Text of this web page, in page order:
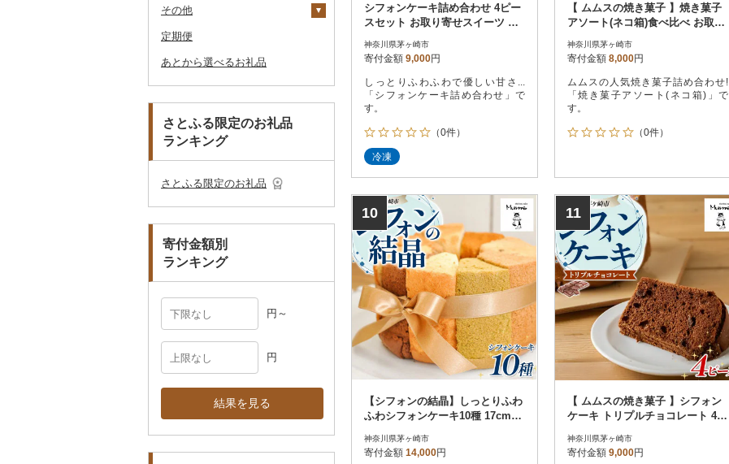
その他漬物
魚
ジャム
その他缶詰・瓶詰
燻製（スモーク）
おせち
その他加工品
ごま油
その他調味料
ケチャップ
こしょう
その他調味料
その他家電
券
GDOふるさとゴルフ
プレークーポン
その他のゴルフプレー
花火大会チケット
カタログギフト
タオルケット
ノート・ファイル
その他文房具
グラス・カップ
箸
スプーン・フォーク・
ナイフ
皿・椀
その他食器
キッチン用品
フライパン
鍋
まな板
土鍋
日用品
洗剤
トイレットペーパー
ティッシュ
その他日用品
楽器・器材
本・CD・DVD
おもちゃ・ぬいぐるみ
ご当地キャラクター
ペット用品
その他雑貨
その他ゴルフ
その他スポーツ
その他スポーツ
その他スキンケア
入浴剤
アロマ
プロテイン
その他美容
ツケース
その他鞄・バッグ
女性・レディース
子供・ベビー
その他洋服
和服
靴・履物
靴・シューズ
スリッパ・下駄・草履
その他靴・履物
アクセサリー
ペンダント・ネックレ
ス
ピアス・イヤリング
その他アクセサリー
その他服飾小物
ショール・ストール
マフラー・手袋
本場奄美大島紬
陶器・漆器
唐津焼
備前焼
美濃焼
村上木彫堆朱
その他装飾品・工芸品
数珠
工芸品
播州そろばん
美濃和紙
観葉植物・苗木
花
胡蝶蘭
造花・プリザーブドフ
ラワー
その他花
盆栽・その他
その他
地域サービス
その他
定期便
あとから選べるお礼品
さとふる限定のお礼品
ランキング
さとふる限定のお礼品
寄付金額別
ランキング
円～
円
結果を見る
シフォンケーキ詰め合わせ 4ピー
スセット お取り寄せスイーツ し
神奈川県茅ヶ崎市
寄付金額 9,000円
しっとりふわふわで優しい甘さ...
「シフォンケーキ詰め合わせ」で
す。
（0件）
冷凍
【 ムムスの焼き菓子 】焼き菓子
アソート(ネコ箱)食べ比べ お取り
神奈川県茅ヶ崎市
寄付金額 8,000円
ムムスの人気焼き菓子詰め合わせ!
「焼き菓子アソート(ネコ箱)」で
す。
（0件）
10
【シフォンの結晶】しっとりふわ
ふわシフォンケーキ10種 17cmホ
神奈川県茅ヶ崎市
寄付金額 14,000円
11
【 ムムスの焼き菓子 】シフォン
ケーキ トリプルチョコレート 4ピ
神奈川県茅ヶ崎市
寄付金額 9,000円